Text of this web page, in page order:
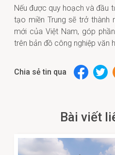
Nếu được quy hoạch và đầu
tạo miền Trung sẽ trở thành
mới của Việt Nam, góp
trên bản đồ công nghiệp văn
Chia sẻ tin qua
Bài viết